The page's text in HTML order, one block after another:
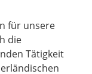
für unsere
die
Tätigkeit